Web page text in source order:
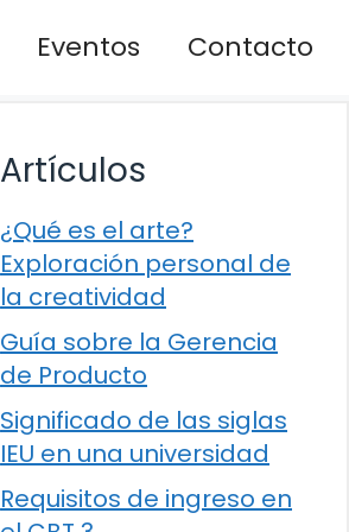
Eventos Contacto
Artículos
¿Qué es el arte?
Exploración personal de
la creatividad
Guía sobre la Gerencia
de Producto
Significado de las siglas
IEU en una universidad
Requisitos de ingreso en